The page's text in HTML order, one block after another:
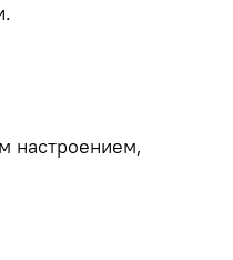
настроением,